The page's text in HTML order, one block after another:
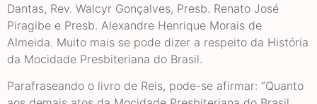
Dantas, Rev. Walcyr Gonçalves, Presb. Renato José
Piragibe e Presb. Alexandre Henrique Morais de
Almeida. Muito mais se pode dizer a respeito da História
da Mocidade Presbiteriana do Brasil.
Parafraseando o livro de Reis, pode-se afirmar: “Quanto